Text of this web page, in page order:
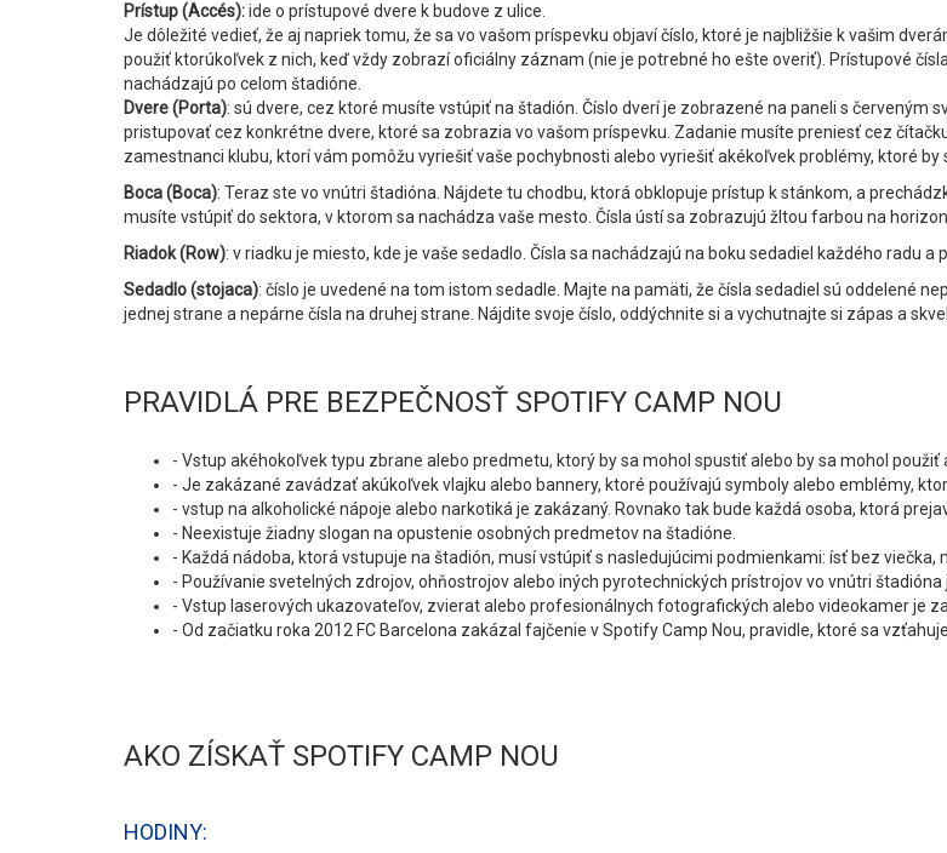
Prístup (Accés):ide o prístupové dvere k budove z ulice.
Je dôležité vedieť, že aj napriek tomu, že sa vo vašom príspevku objaví číslo, ktoré je najbližšie k vašim
použiť ktorúkoľvek z nich, keď vždy zobrazí oficiálny záznam (nie je potrebné ho ešte overiť). Prístupové
nachádzajú po celom štadióne.
Dvere (Porta): sú dvere, cez ktoré musíte vstúpiť na štadión. Číslo dverí je zobrazené na paneli s
pristupovať cez konkrétne dvere, ktoré sa zobrazia vo vašom príspevku. Zadanie musíte preniesť cez
zamestnanci klubu, ktorí vám pomôžu vyriešiť vaše pochybnosti alebo vyriešiť akékoľvek problémy, ktoré by
Boca (Boca): Teraz ste vo vnútri štadióna. Nájdete tu chodbu, ktorá obklopuje prístup k stánkom, a
musíte vstúpiť do sektora, v ktorom sa nachádza vaše mesto. Čísla ústí sa zobrazujú žltou farbou na
Riadok (Row): v riadku je miesto, kde je vaše sedadlo. Čísla sa nachádzajú na boku sedadiel každého radu a
Sedadlo (stojaca): číslo je uvedené na tom istom sedadle. Majte na pamäti, že čísla sedadiel sú oddelené
jednej strane a nepárne čísla na druhej strane. Nájdite svoje číslo, oddýchnite si a vychutnajte si zápas a
PRAVIDLÁ PRE BEZPEČNOSŤ SPOTIFY CAMP NOU
- Vstup akéhokoľvek typu zbrane alebo predmetu, ktorý by sa mohol spustiť alebo by sa mohol použiť
- Je zakázané zavádzať akúkoľvek vlajku alebo bannery, ktoré používajú symboly alebo emblémy,
- vstup na alkoholické nápoje alebo narkotiká je zakázaný. Rovnako tak bude každá osoba, ktorá
- Neexistuje žiadny slogan na opustenie osobných predmetov na štadióne.
- Každá nádoba, ktorá vstupuje na štadión, musí vstúpiť s nasledujúcimi podmienkami: ísť bez
- Používanie svetelných zdrojov, ohňostrojov alebo iných pyrotechnických prístrojov vo vnútri štadióna
- Vstup laserových ukazovateľov, zvierat alebo profesionálnych fotografických alebo videokamer je
- Od začiatku roka 2012 FC Barcelona zakázal fajčenie v Spotify Camp Nou, pravidle, ktoré sa
AKO ZÍSKAŤ SPOTIFY CAMP NOU
HODINY: